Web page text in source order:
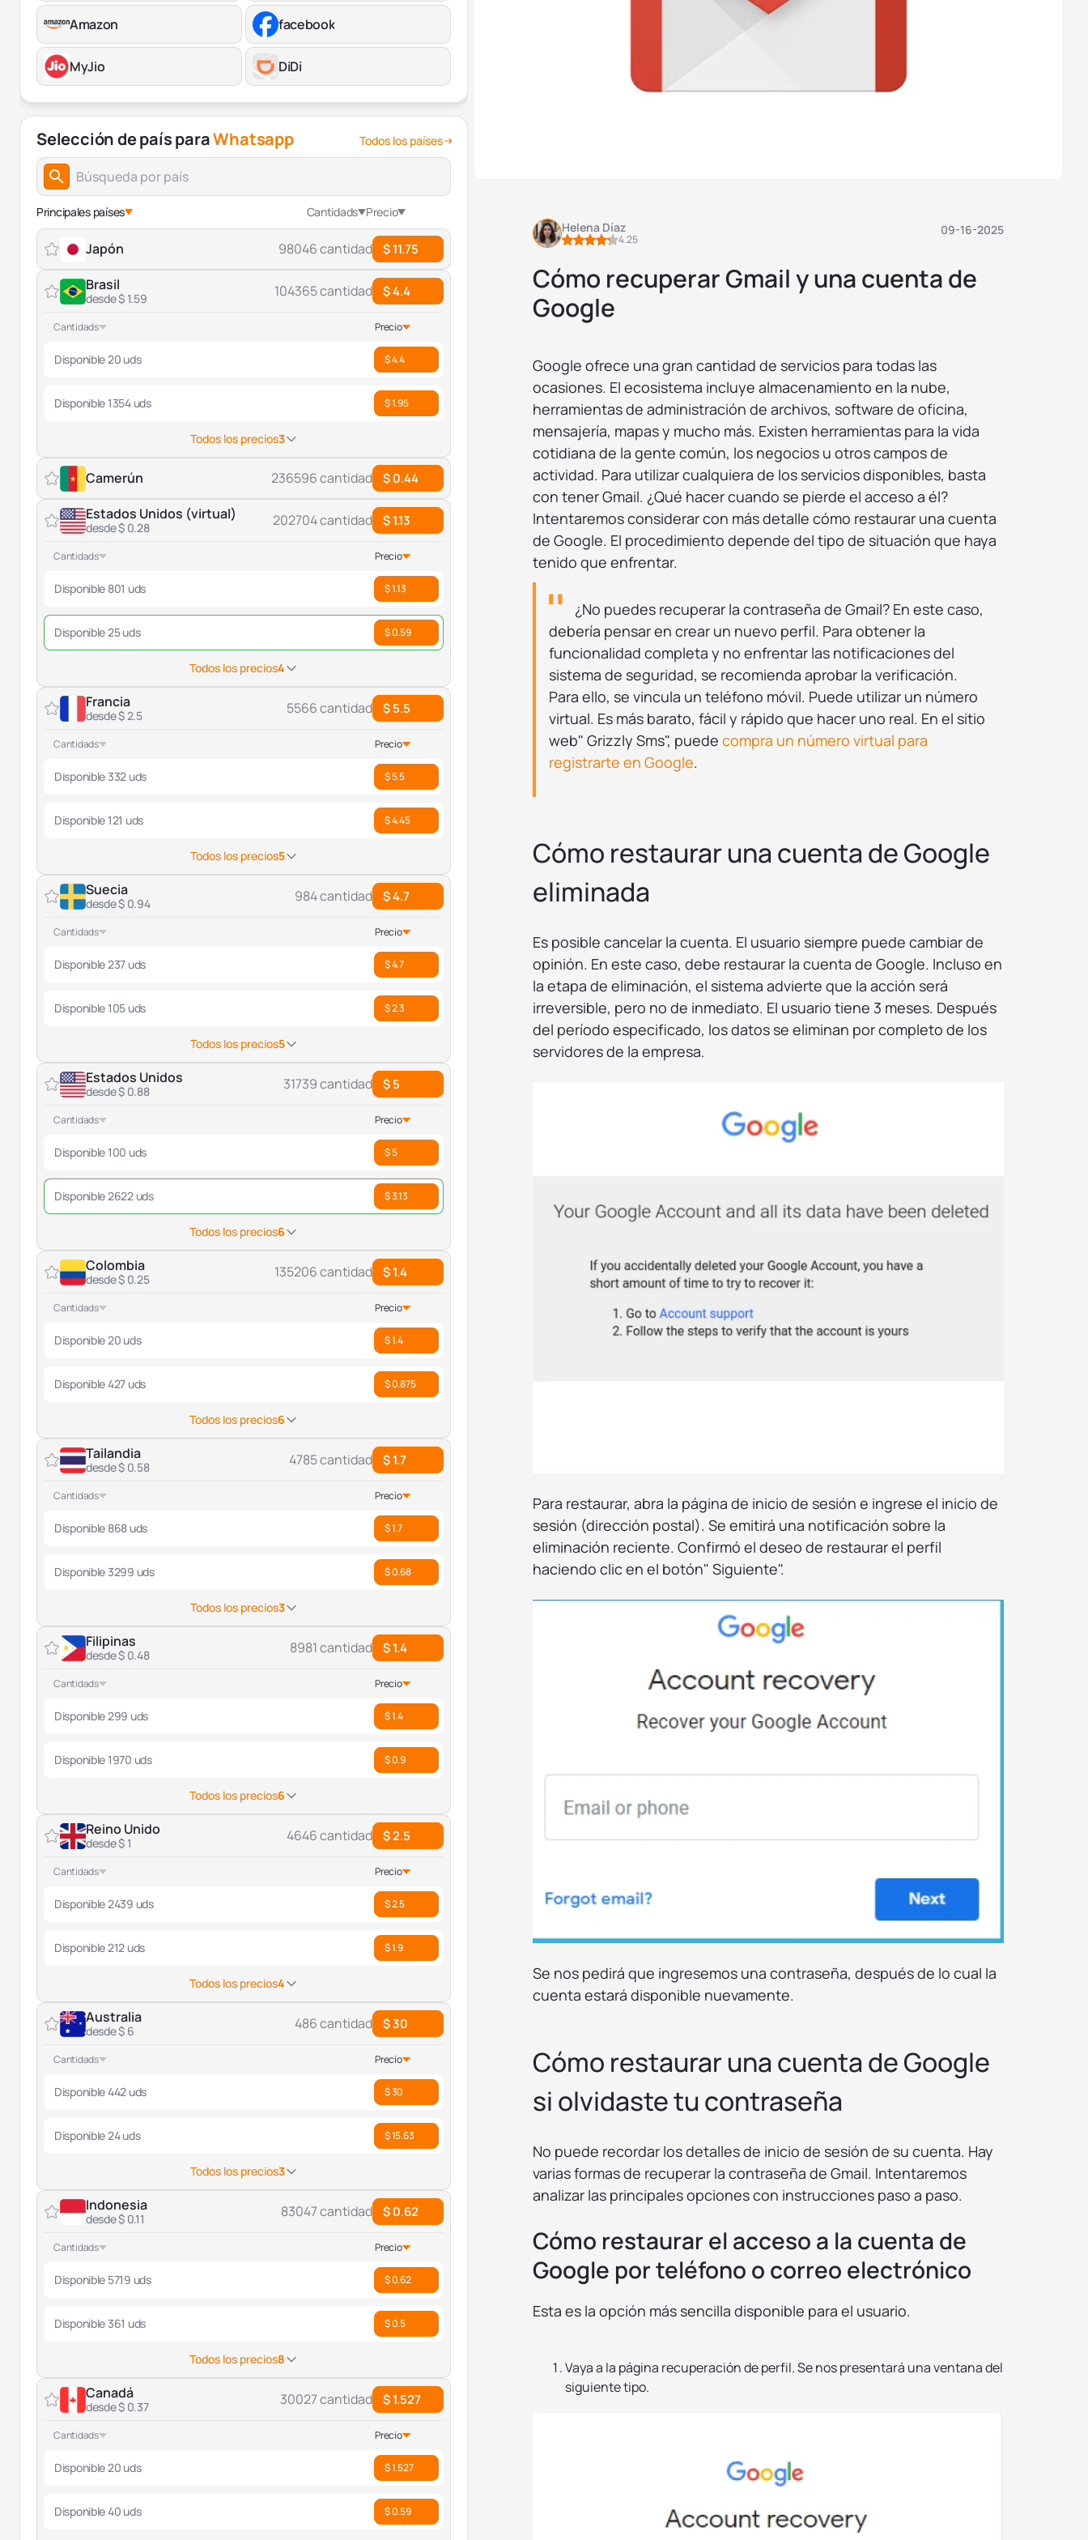
Amazon facebook
MyJio DiDi
Selección de país paraWhatsapp Todos los países
Principales países Cantidads Precio
Japón 98046 cantidad $ 11.75
Brasil
desde $ 1.59 104365 cantidad $ 4.4
Cantidads Precio
Disponible 20 uds $ 4.4
Disponible 1354 uds $ 1.95
Todos los precios3
Camerún 236596 cantidad $ 0.44
Estados Unidos (virtual)
desde $ 0.28 202704 cantidad $ 1.13
Cantidads Precio
Disponible 801 uds $ 1.13
Disponible 25 uds $ 0.59
Todos los precios4
Francia
desde $ 2.5 5566 cantidad $ 5.5
Cantidads Precio
Disponible 332 uds $ 5.5
Disponible 121 uds $ 4.45
Todos los precios5
Suecia
desde $ 0.94 984 cantidad $ 4.7
Cantidads Precio
Disponible 237 uds $ 4.7
Disponible 105 uds $ 2.3
Todos los precios5
Estados Unidos
desde $ 0.88 31739 cantidad $ 5
Cantidads Precio
Disponible 100 uds $ 5
Disponible 2622 uds $ 3.13
Todos los precios6
Colombia
desde $ 0.25 135206 cantidad $ 1.4
Cantidads Precio
Disponible 20 uds $ 1.4
Disponible 427 uds $ 0.875
Todos los precios6
Tailandia
desde $ 0.58 4785 cantidad $ 1.7
Cantidads Precio
Disponible 868 uds $ 1.7
Disponible 3299 uds $ 0.68
Todos los precios3
Filipinas
desde $ 0.48 8981 cantidad $ 1.4
Cantidads Precio
Disponible 299 uds $ 1.4
Disponible 1970 uds $ 0.9
Todos los precios6
Reino Unido
desde $ 1 4646 cantidad $ 2.5
Cantidads Precio
Disponible 2439 uds $ 2.5
Disponible 212 uds $ 1.9
Todos los precios4
Australia
desde $ 6 486 cantidad $ 30
Cantidads Precio
Disponible 442 uds $ 30
Disponible 24 uds $ 15.63
Todos los precios3
Indonesia
desde $ 0.11 83047 cantidad $ 0.62
Cantidads Precio
Disponible 5719 uds $ 0.62
Disponible 361 uds $ 0.5
Todos los precios8
Canadá
desde $ 0.37 30027 cantidad $ 1.527
Cantidads Precio
Disponible 20 uds $ 1.527
Disponible 40 uds $ 0.59
Helena Díaz
4.25
09-16-2025
Cómo recuperar Gmail y una cuenta de
Google
Google ofrece una gran cantidad de servicios para todas las
ocasiones. El ecosistema incluye almacenamiento en la nube,
herramientas de administración de archivos, software de oficina,
mensajería, mapas y mucho más. Existen herramientas para la vida
cotidiana de la gente común, los negocios u otros campos de
actividad. Para utilizar cualquiera de los servicios disponibles, basta
con tener Gmail. ¿Qué hacer cuando se pierde el acceso a él?
Intentaremos considerar con más detalle cómo restaurar una cuenta
de Google. El procedimiento depende del tipo de situación que haya
tenido que enfrentar.
¿No puedes recuperar la contraseña de Gmail? En este caso,
debería pensar en crear un nuevo perfil. Para obtener la
funcionalidad completa y no enfrentar las notificaciones del
sistema de seguridad, se recomienda aprobar la verificación.
Para ello, se vincula un teléfono móvil. Puede utilizar un número
virtual. Es más barato, fácil y rápido que hacer uno real. En el sitio
web" Grizzly Sms", puede compra un número virtual para
registrarte en Google.
Cómo restaurar una cuenta de Google
eliminada
Es posible cancelar la cuenta. El usuario siempre puede cambiar de
opinión. En este caso, debe restaurar la cuenta de Google. Incluso en
la etapa de eliminación, el sistema advierte que la acción será
irreversible, pero no de inmediato. El usuario tiene 3 meses. Después
del período especificado, los datos se eliminan por completo de los
servidores de la empresa.
Para restaurar, abra la página de inicio de sesión e ingrese el inicio de
sesión (dirección postal). Se emitirá una notificación sobre la
eliminación reciente. Confirmó el deseo de restaurar el perfil
haciendo clic en el botón" Siguiente".
Se nos pedirá que ingresemos una contraseña, después de lo cual la
cuenta estará disponible nuevamente.
Cómo restaurar una cuenta de Google
si olvidaste tu contraseña
No puede recordar los detalles de inicio de sesión de su cuenta. Hay
varias formas de recuperar la contraseña de Gmail. Intentaremos
analizar las principales opciones con instrucciones paso a paso.
Cómo restaurar el acceso a la cuenta de
Google por teléfono o correo electrónico
Esta es la opción más sencilla disponible para el usuario.
Vaya a la página recuperación de perfil. Se nos presentará una ventana del
siguiente tipo.